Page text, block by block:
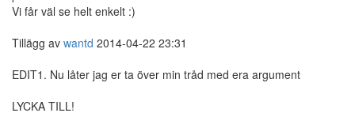
Vi får väl se helt enkelt :)
Tillägg av wantd 2014-04-22 23:31
EDIT1. Nu låter jag er ta över min tråd med era argument
LYCKA TILL!